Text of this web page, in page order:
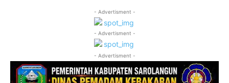
- Advertisment -
- Advertisment -
- Advertisment -